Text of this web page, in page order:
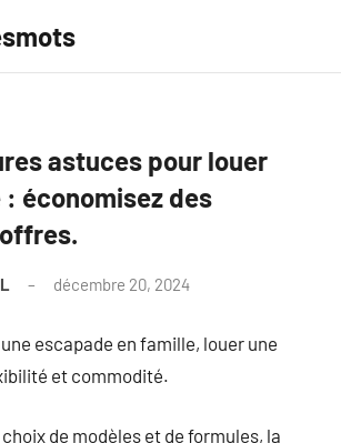
astuces pour louer
économisez des
décembre 20, 2024
escapade en famille, louer une
et commodité.
de modèles et de formules, la